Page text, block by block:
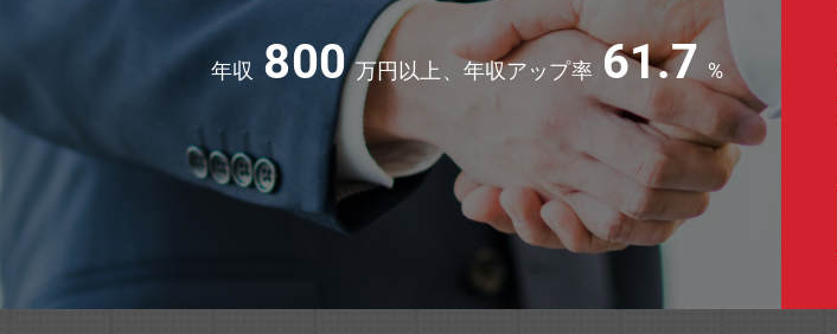
年収 800 万円以上、年収アップ率 61.7 %